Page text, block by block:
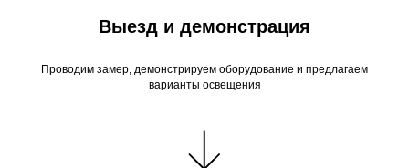
Выезд и демонстрация
Проводим замер, демонстрируем оборудование и предлагаем
варианты освещения